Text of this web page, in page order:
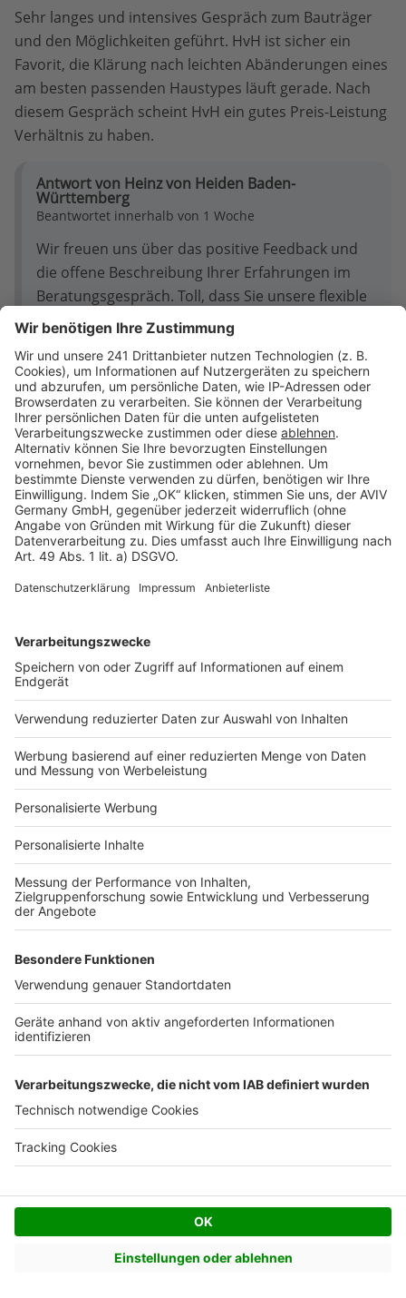
Sehr langes und intensives Gespräch zum Bauträger
und den Möglichkeiten geführt. HvH ist sicher ein
Favorit, die Klärung nach leichten Abänderungen eines
am besten passenden Haustypes läuft gerade. Nach
diesem Gespräch scheint HvH ein gutes Preis-Leistung
Verhältnis zu haben.
Antwort von Heinz von Heiden Baden-
Württemberg
Beantwortet innerhalb von 1 Woche
Wir freuen uns über das positive Feedback und
die offene Beschreibung Ihrer Erfahrungen im
Beratungsgespräch. Toll, dass Sie unsere flexible
Herangehensweise bei der Anpassung des
Haustyps ansprechen. Ihr Lob zum Preis-
Leistungs-Verhältnis bestätigt unseren Anspruch
an Transparenz und Kundennähe – vielen Dank
dafür!
FW Florian W.
Lindenberg im Allgäu|Telefonat geführt
16 März 2024
Sehr ausführliches, informatives Beratungsges...
Sehr ausführliches, informatives Beratungsgespräch!
Vermutlich in Kürze weitere Infos seitens der Firma
(zumindest in Aussicht gestellt).
Antwort von Heinz von Heiden Baden-
Württemberg
Beantwortet innerhalb von 89 Wochen
Es freut uns zu hören, dass Sie unsere Beratung
als ausführlich und informativ empfunden haben.
daran, den besten Service zu bieten und freuen
uns, Ihnen bald weitere Informationen
RG Rahul G.
16 März 2024
Ich habe die material(Prospekt) bekommen
Ich habe die material(Prospekt) bekommen
Antwort von Heinz von Heiden Baden-
Württemberg